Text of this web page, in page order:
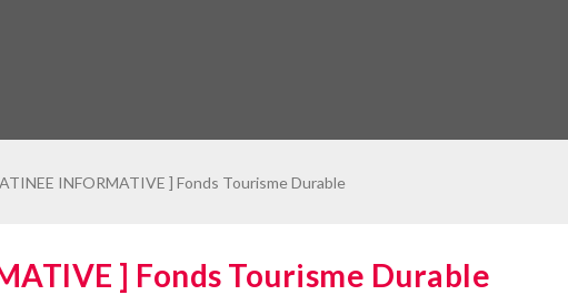
INFORMATIVE ] Fonds Tourisme Durable
] Fonds Tourisme Durable